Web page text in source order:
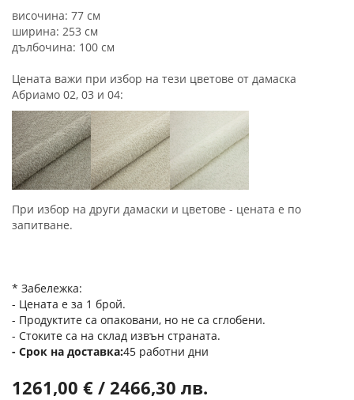
височина: 77 см
ширина: 253 см
дълбочина: 100 см
Цената важи при избор на тези цветове от дамаска
Абриамо 02, 03 и 04:
При избор на други дамаски и цветове - цената е по
запитване.
* Забележка:
- Цената е за 1 брой.
- Продуктите са опаковани, но не са сглобени.
- Стоките са на склад извън страната.
Срок на доставка 45 работни дни
1261,00 € / 2466,30 лв.